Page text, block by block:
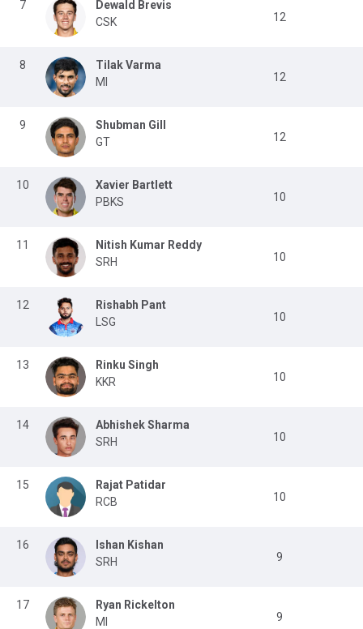
7
Dewald Brevis
CSK
12
8
Tilak Varma
MI
12
9
Shubman Gill
GT
12
10
Xavier Bartlett
PBKS
10
11
Nitish Kumar Reddy
SRH
10
12
Rishabh Pant
LSG
10
13
Rinku Singh
KKR
10
14
Abhishek Sharma
SRH
10
15
Rajat Patidar
RCB
10
16
Ishan Kishan
SRH
9
17
Ryan Rickelton
MI
9